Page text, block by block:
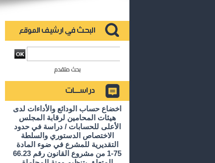
بحث متقدم
اخضاع حساب الودائع والأداءات لدى
هيئات المحامين لرقابة المجلس
الأعلى للحسابات / دراسة في حدود
الاختصاص الدستوري والسلطة
التقديرية للمشرع في ضوء المادة
75-1 من مشروع القانون رقم 66.23